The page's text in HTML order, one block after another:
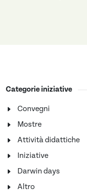
Categorie iniziative
Convegni
Mostre
Attività didattiche
Iniziative
Darwin days
Altro